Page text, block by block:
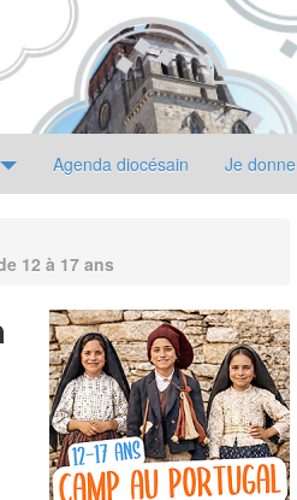
Agenda diocésain Je donne
12 à 17 ans